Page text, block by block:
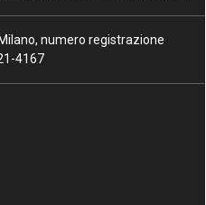
numero registrazione
4167